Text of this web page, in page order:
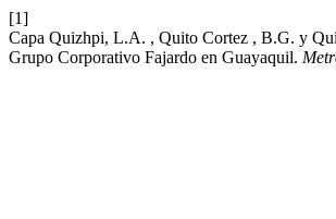
[1]
Capa Quizhpi, L.A. , Quito Cortez , B.G. y
Grupo Corporativo Fajardo en Guayaquil.